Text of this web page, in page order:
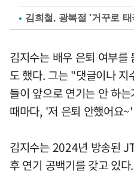
김희철, 광복절 '거꾸로
김지수는 배우 은퇴 여부를
도 했다. 그는 "댓글이나 지
들이 앞으로 연기는 안 하
때마다, '저 은퇴 안했어요
김지수는 2024년 방송된
후 연기 공백기를 갖고 있다.